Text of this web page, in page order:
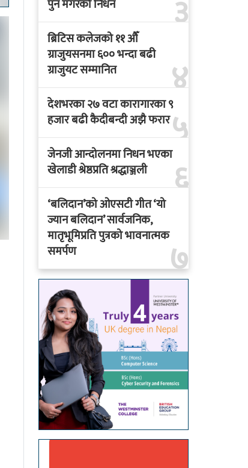
३
पुन मगरको निधन
४
ब्रिटिस कलेजको ११ औँ
ग्राजुयसनमा ६०० भन्दा बढी
ग्राजुयट सम्मानित
५
देशभरका २७ वटा कारागारका ९
हजार बढी कैदीबन्दी अझै फरार
६
जेनजी आन्दोलनमा निधन भएका
खेलाडी श्रेष्ठप्रति श्रद्धाञ्जली
७
‘बलिदान’को ओएसटी गीत ‘यो
ज्यान बलिदान’ सार्वजनिक,
मातृभूमिप्रति पुत्रको भावनात्मक
समर्पण